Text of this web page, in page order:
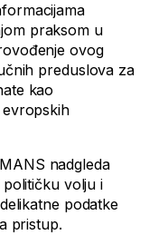
praksom u
ovog
preduslova za
kao
nadgleda
volju i
podatke
pristup.